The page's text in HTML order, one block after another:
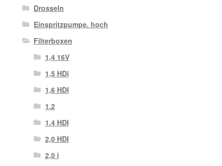
Drosseln
Einspritzpumpe. hoch
Filterboxen
1,4 16V
1,5 HDi
1,6 HDI
1.2
1.4 HDI
2,0 HDI
2,0 i